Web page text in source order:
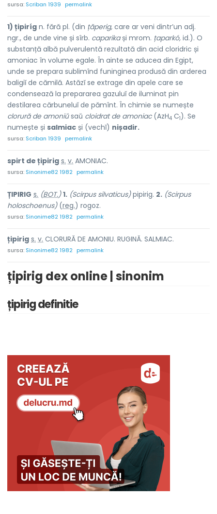
sursa: Scriban 1939 permalink
1) țipiríg n. fără pl. (din țăperig, care ar veni dintr’un adj.
ngr., de unde vine și sîrb. caparikași mrom. țaparkó, id.). O
substanță albă pulverulentă rezultată din acid cloridric și
amoniac în volume egale. În ainte se aducea din Egipt,
unde se prepara sublimînd funinginea produsă din arderea
baligiĭ de cămilă. Astăzĭ se extrage din apele care se
condensează la prepararea gazuluĭ de iluminat pin
destilarea cărbuneluĭ de pămînt. În chimie se numește
clorură de amoniŭsaŭ cloidrat de amoniac(AzH4 C1). Se
numește și salmiac și (vechĭ) nișadir.
sursa: Scriban 1939 permalink
spirt de țipirig s. v. AMONIAC.
sursa: Sinonime82 1982 permalink
ȚIPIRIG s. (BOT.) 1. (Scirpus silvaticus)pipirig. 2. (Scirpus
holoschoenus)(reg.) rogoz.
sursa: Sinonime82 1982 permalink
țipirig s. v. CLORURĂ DE AMONIU. RUGINĂ. SALMIAC.
sursa: Sinonime82 1982 permalink
țipirig dex online | sinonim
țipirig definitie